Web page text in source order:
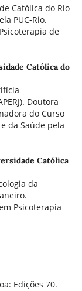
Católica do Rio
PUC-Rio.
de
Católica do
Doutora
do Curso
da Saúde pela
Católica
da
Psicoterapia
Edições 70.